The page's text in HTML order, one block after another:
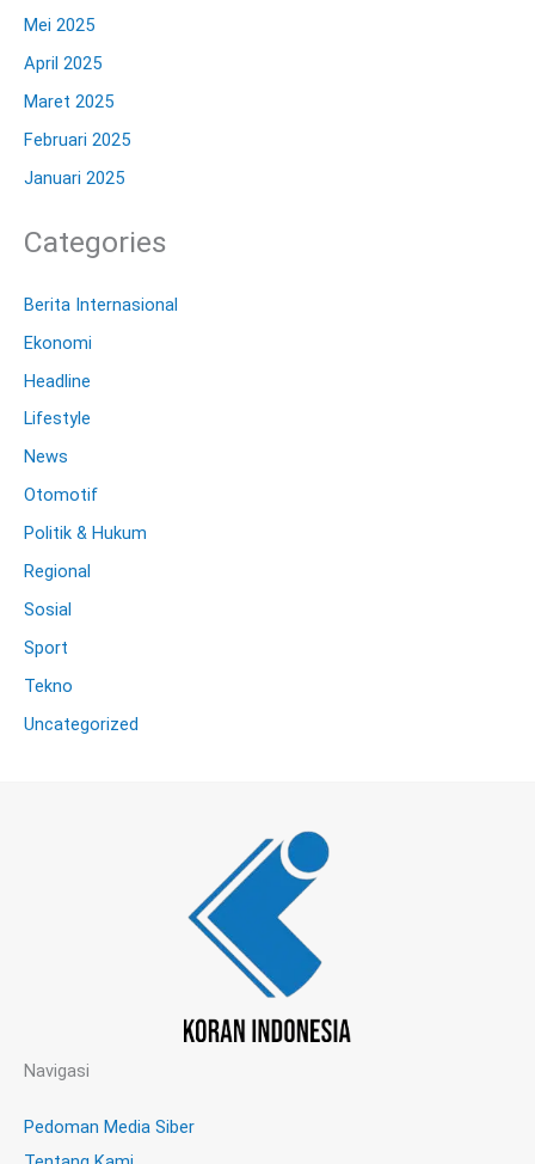
Mei 2025
April 2025
Maret 2025
Februari 2025
Januari 2025
Categories
Berita Internasional
Ekonomi
Headline
Lifestyle
News
Otomotif
Politik & Hukum
Regional
Sosial
Sport
Tekno
Uncategorized
Navigasi
Pedoman Media Siber